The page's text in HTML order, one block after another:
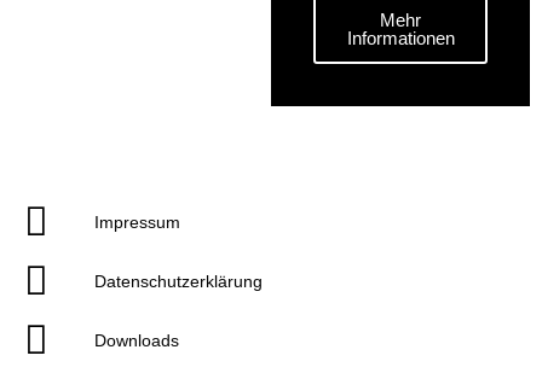
Mehr
Informationen
Impressum
Datenschutzerklärung
Downloads